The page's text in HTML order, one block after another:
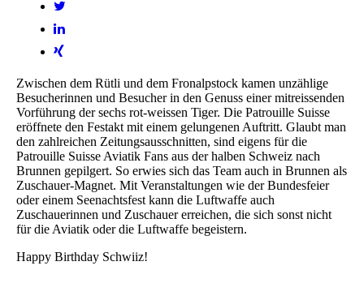
Zwischen dem Rütli und dem Fronalpstock kamen unzählige
Besucherinnen und Besucher in den Genuss einer mitreissenden
Vorführung der sechs rot-weissen Tiger. Die Patrouille Suisse
eröffnete den Festakt mit einem gelungenen Auftritt. Glaubt man
den zahlreichen Zeitungsausschnitten, sind eigens für die
Patrouille Suisse Aviatik Fans aus der halben Schweiz nach
Brunnen gepilgert. So erwies sich das Team auch in Brunnen als
Zuschauer-Magnet. Mit Veranstaltungen wie der Bundesfeier
oder einem Seenachtsfest kann die Luftwaffe auch
Zuschauerinnen und Zuschauer erreichen, die sich sonst nicht
für die Aviatik oder die Luftwaffe begeistern.
Happy Birthday Schwiiz!